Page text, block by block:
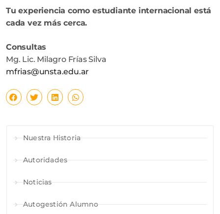
Tu experiencia como estudiante internacional está
cada vez más cerca.
Consultas
Mg. Lic. Milagro Frías Silva
mfrias@unsta.edu.ar
Nuestra Historia
Autoridades
Noticias
Autogestión Alumno